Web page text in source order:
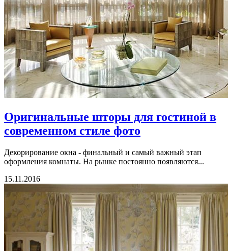
Оригинальные шторы для гостиной в
современном стиле фото
Декорирование окна - финальный и самый важный этап
оформления комнаты. На рынке постоянно появляются...
15.11.2016